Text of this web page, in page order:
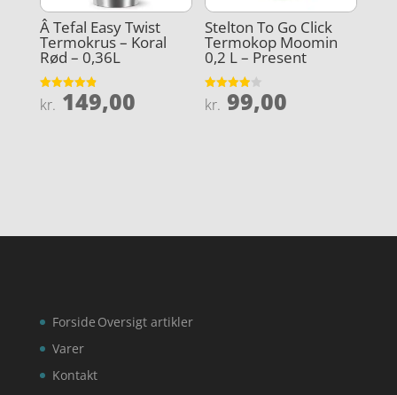
Â Tefal Easy Twist
Termokrus – Koral
Rød – 0,36L
Vurderet
4.9
kr. 149,00
Stelton To Go Click
Termokop Moomin
0,2 L – Present
Vurderet
3.9
kr. 99,00
Forside
Varer
Kontakt
Oversigt artikler